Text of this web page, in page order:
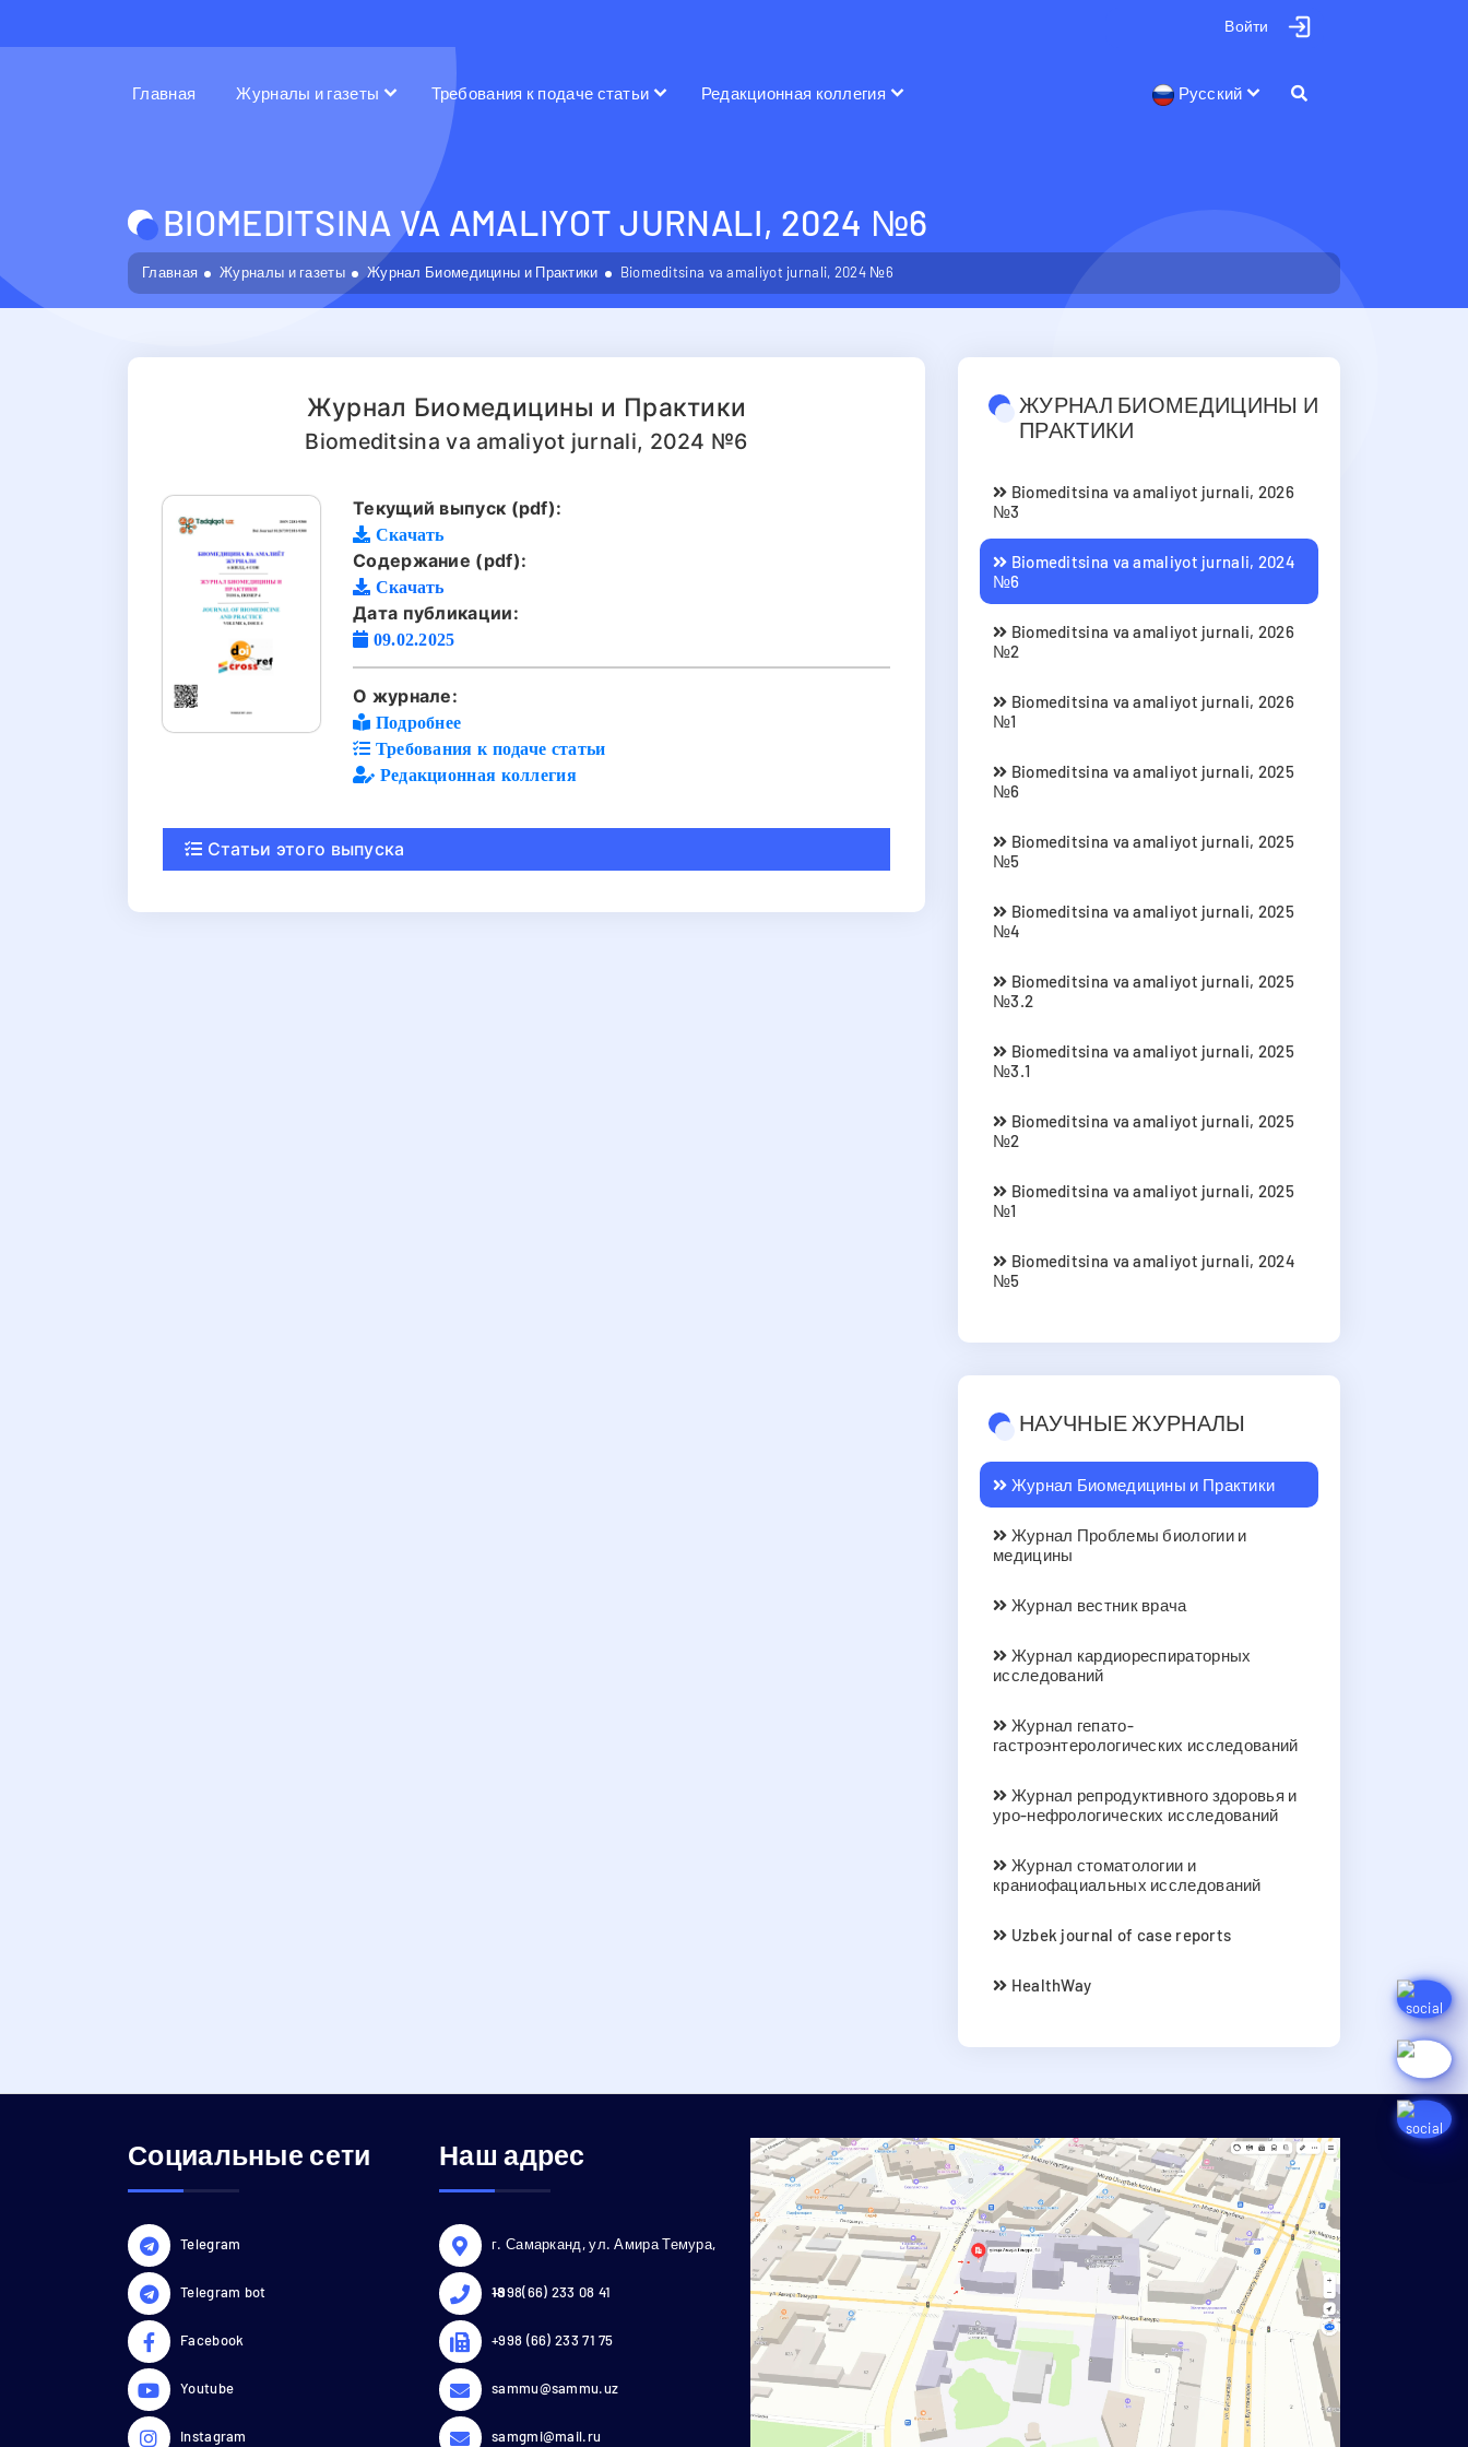
Войти
Главная Журналы и газеты Требования к подаче статьи Редакционная коллегия Русский
BIOMEDITSINA VA AMALIYOT JURNALI, 2024 №6
Главная Журналы и газеты Журнал Биомедицины и Практики Biomeditsina va amaliyot jurnali, 2024 №6
Журнал Биомедицины и Практики
Biomeditsina va amaliyot jurnali, 2024 №6
Текущий выпуск (pdf):
Скачать
Содержание (pdf):
Скачать
Дата публикации:
09.02.2025
О журнале:
Подробнее
Требования к подаче статьи
Редакционная коллегия
Статьи этого выпуска
ЖУРНАЛ БИОМЕДИЦИНЫ И
ПРАКТИКИ
Biomeditsina va amaliyot jurnali, 2026
№3
Biomeditsina va amaliyot jurnali, 2024
№6
Biomeditsina va amaliyot jurnali, 2026
№2
Biomeditsina va amaliyot jurnali, 2026
№1
Biomeditsina va amaliyot jurnali, 2025
№6
Biomeditsina va amaliyot jurnali, 2025
№5
Biomeditsina va amaliyot jurnali, 2025
№4
Biomeditsina va amaliyot jurnali, 2025
№3.2
Biomeditsina va amaliyot jurnali, 2025
№3.1
Biomeditsina va amaliyot jurnali, 2025
№2
Biomeditsina va amaliyot jurnali, 2025
№1
Biomeditsina va amaliyot jurnali, 2024
№5
НАУЧНЫЕ ЖУРНАЛЫ
Журнал Биомедицины и Практики
Журнал Проблемы биологии и
медицины
Журнал вестник врача
Журнал кардиореспираторных
исследований
Журнал гепато-
гастроэнтерологических исследований
Журнал репродуктивного здоровья и
уро-нефрологических исследований
Журнал стоматологии и
краниофациальных исследований
Uzbek journal of case reports
HealthWay
Социальные сети
Telegram
Telegram bot
Facebook
Youtube
Instagram
Наш адрес
г. Самарканд, ул. Амира Темура,
18
+998(66) 233 08 41
+998 (66) 233 71 75
sammu@sammu.uz
samgmi@mail.ru